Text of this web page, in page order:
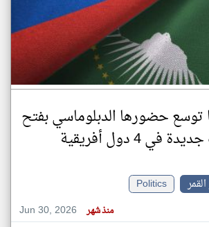
توسع حضورها الدبلوماسي بفتح
في 4 دول أفريقية
Politics
Jun 30, 2026
منذ شهر